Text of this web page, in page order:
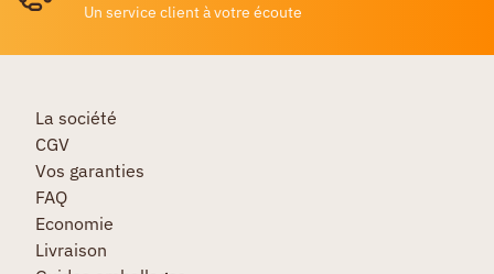
Un service client à votre écoute
La société
CGV
Vos garanties
FAQ
Economie
Livraison